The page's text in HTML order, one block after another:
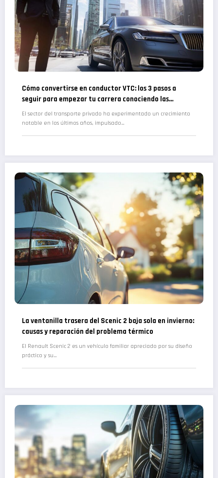
Cómo convertirse en conductor VTC: los 3 pasos a
seguir para empezar tu carrera conociendo las
dificultades reales
El sector del transporte privado ha experimentado un crecimiento
notable en los últimos años, impulsado…
La ventanilla trasera del Scenic 2 baja sola en invierno:
causas y reparación del problema térmico
El Renault Scenic 2 es un vehículo familiar apreciado por su diseño
práctico y su…